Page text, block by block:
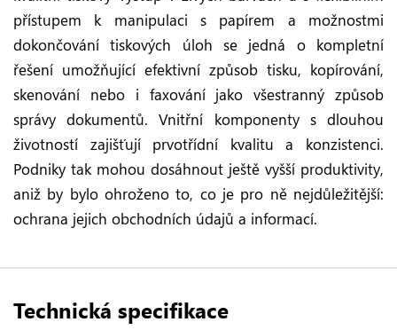
přístupem k manipulaci s papírem a možnostmi
dokončování tiskových úloh se jedná o kompletní
řešení umožňující efektivní způsob tisku, kopírování,
skenování nebo i faxování jako všestranný způsob
správy dokumentů. Vnitřní komponenty s dlouhou
životností zajišťují prvotřídní kvalitu a konzistenci.
Podniky tak mohou dosáhnout ještě vyšší produktivity,
aniž by bylo ohroženo to, co je pro ně nejdůležitější:
ochrana jejich obchodních údajů a informací.
Technická specifikace